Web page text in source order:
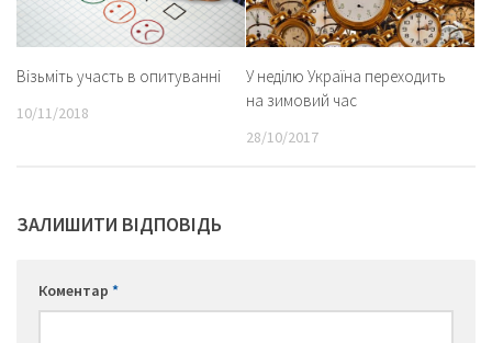
Візьміть участь в опитуванні
10/11/2018
У неділю Україна переходить
на зимовий час
28/10/2017
ЗАЛИШИТИ ВІДПОВІДЬ
Коментар *